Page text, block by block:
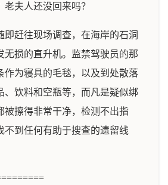
老夫人还没回来吗？
即赶往现场调查，在海岸的石洞
无损的直升机。监禁驾驶员的那
作为寝具的毛毯，以及到处散落
、饮料和空瓶等，而凡是疑似绑
被擦得非常干净，检测不出指
不到任何有助于搜查的遗留线